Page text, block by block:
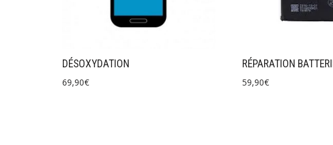
DÉSOXYDATION
69,90€
RÉPARATION
59,90€